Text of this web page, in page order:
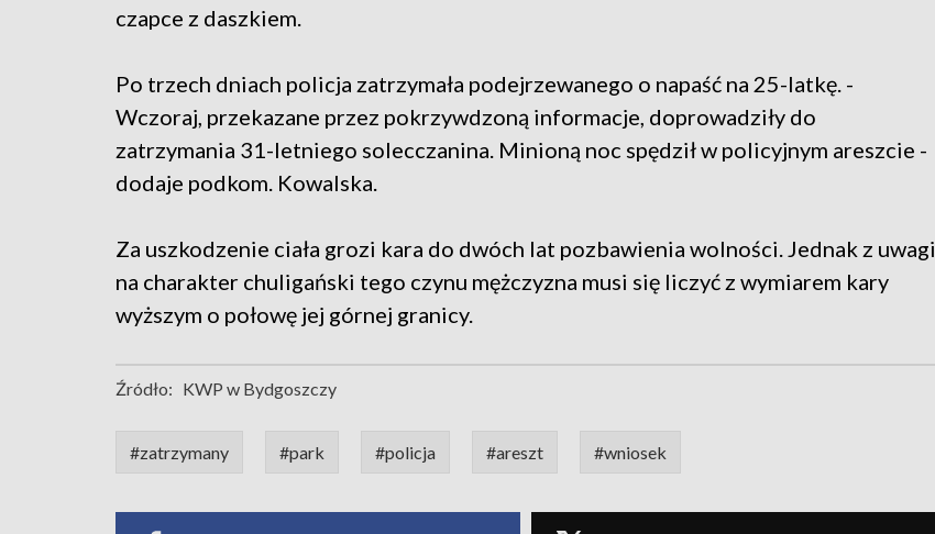
czapce z daszkiem.
Po trzech dniach policja zatrzymała podejrzewanego o napaść na 25-latkę. -
Wczoraj, przekazane przez pokrzywdzoną informacje, doprowadziły do
zatrzymania 31-letniego solecczanina. Minioną noc spędził w policyjnym areszcie -
dodaje podkom. Kowalska.
Za uszkodzenie ciała grozi kara do dwóch lat pozbawienia wolności. Jednak z uwagi
na charakter chuligański tego czynu mężczyzna musi się liczyć z wymiarem kary
wyższym o połowę jej górnej granicy.
Źródło: KWP w Bydgoszczy
#zatrzymany #park #policja #areszt #wniosek